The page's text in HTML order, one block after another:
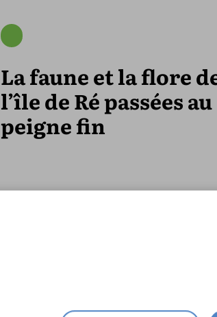
La faune et la flore
l’île de Ré passées au
peigne fin